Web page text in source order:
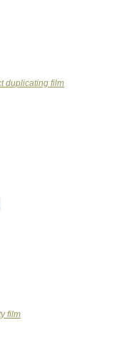
duplicating film
film